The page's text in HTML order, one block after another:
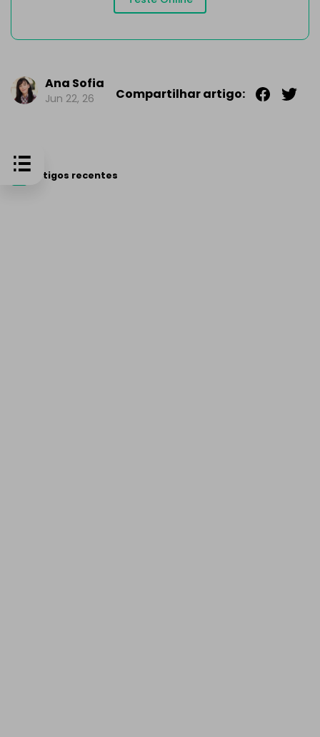
Ana Sofia
Jun 22, 26 Compartilhar artigo:
Artigos recentes